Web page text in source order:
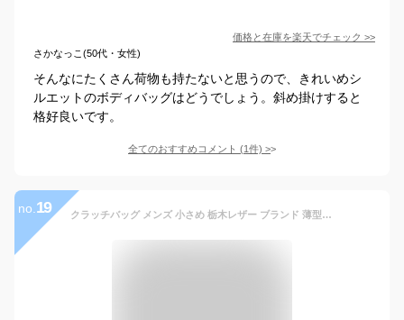
価格と在庫を楽天でチェック >>
さかなっこ(50代・女性)
そんなにたくさん荷物も持たないと思うので、きれいめシ
ルエットのボディバッグはどうでしょう。斜め掛けすると
格好良いです。
全てのおすすめコメント (1件) >
no. 19 クラッチバッグ メンズ 小さめ 栃木レザー ブランド 薄型 本革 ビジネス 小物入れ 革 おしゃれ シンプル 小さい ショルダーバッグ 肩紐付き 結婚式 おすすめ 人気 30代 40代 50代 ポーチ 軽い 名入れ 日本製 一粒万倍日